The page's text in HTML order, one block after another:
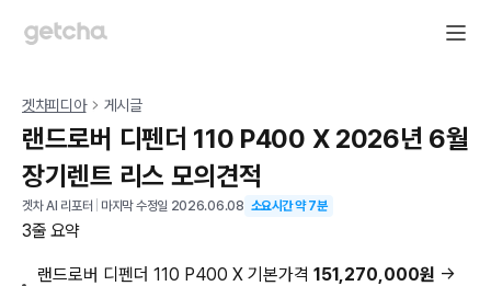
겟차피디아 게시글
랜드로버 디펜더 110 P400 X 2026년 6월
장기렌트 리스 모의견적
겟차 AI 리포터 마지막 수정일 2026.06.08 소요시간 약7분
3줄 요약
랜드로버 디펜더 110 P400 X 기본가격151,270,000원 →